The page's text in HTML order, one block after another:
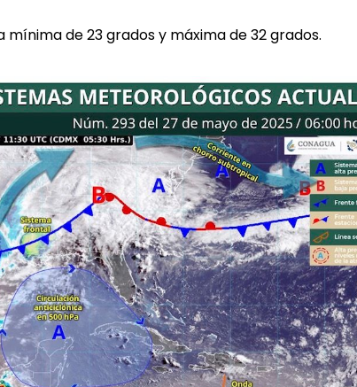
de 23 grados y máxima de 32 grados.